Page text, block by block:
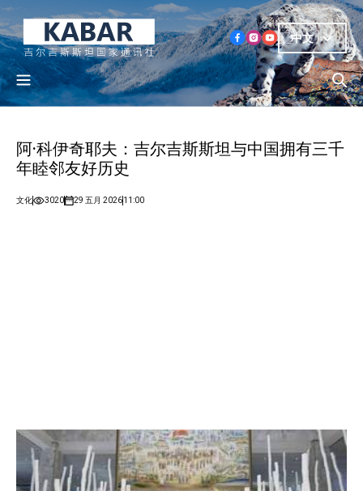
中文
阿·科伊奇耶夫：吉尔吉斯斯坦与中国拥有三千
年睦邻友好历史
文化 3020 29 五月 202611:00